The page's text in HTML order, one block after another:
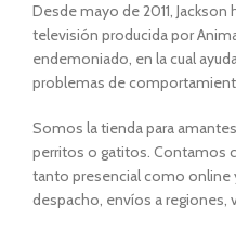
Desde mayo de 2011,
televisión producida por
endemoniado, en la cual
problemas de
Somos la tienda para
perritos o gatitos. Contamos
tanto presencial como online
despacho, envíos a regiones,